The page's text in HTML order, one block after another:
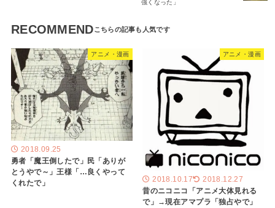
強くなった」
RECOMMEND
アニメ・漫画
2018.09.25
勇者「魔王倒したで」民「ありが
とうやで～」王様「…良くやって
くれたで」
アニメ・漫画
2018.10.17 2018.12.27
昔のニコニコ「アニメ大体見れる
で」→現在アマプラ「独占やで」